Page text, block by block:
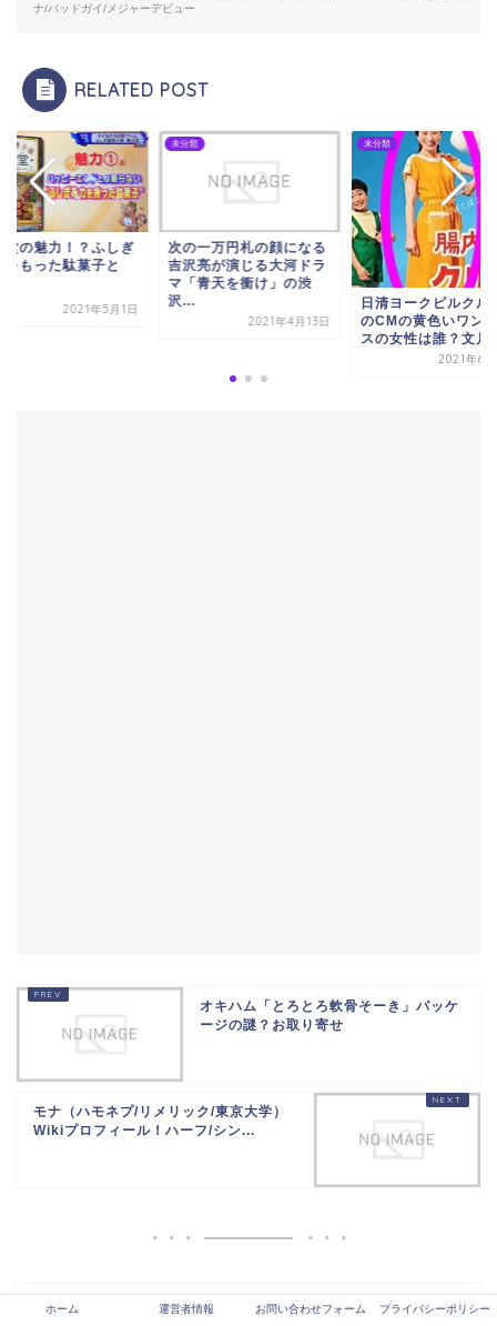
ナ/バッドガイ/メジャーデビュー
RELATED POST
堂の魅力！？ふしぎ
をもった駄菓子と
2021年5月1日
未分類
次の一万円札の顔になる
吉沢亮が演じる大河ドラ
マ「青天を衝け」の渋
沢...
2021年4月13日
未分類
日清ヨークピルクル
のCMの黄色いワン
スの女性は誰？文月
2021年6
オキハム「とろとろ軟骨そーき」パッケ
ージの謎？お取り寄せ
モナ（ハモネプ/リメリック/東京大学）
Wikiプロフィール！ハーフ/シン...
ホーム 運営者情報 お問い合わせフォーム プライバシーポリシー